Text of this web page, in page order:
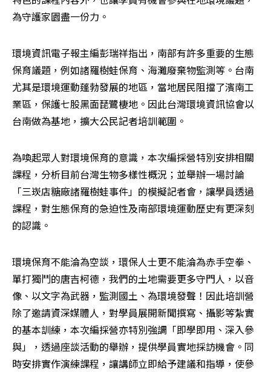
為守護家園盡一份力。
環境資訊電子報主編彭瑞祥指出，南部有許多重要的生態
保育議題，例如諸羅樹蛙保育、海灘廢棄物監測等。台南
尤其是環境運動蓬勃發展的地區，當地居民阻擋了濱南工
業區，保護七股黑面琵鷺棲地。因此台灣環境資訊協會以
台南做為基地，擴大公民記者培訓範圍。
為喚起眾人對環境保育的意識，本次編採營特別安排相關
課程，分析目前台灣生物多樣性概況；並舉辦一場討論
「三崁店糖廠諸羅樹蛙事件」的模擬記者會，讓學員透過
課程，對生態保育的急迫性及南部環境運動歷史有更深刻
的認識。
環境保育不能淪為空談，環保人士更不能淪為赤手空拳、
單打獨鬥的唐吉柯德，我們的土地需要更多守門人，以音
像、以文字為武器，監測國土、為環境發聲！因此培訓營
除了邀請資深媒體人，對學員展開新聞撰寫、攝影等紮實
的基本訓練，本次編採營亦特別強調「即學即用、深入參
與」，透過座談活動的舉辦，提供學員實地採訪機會。同
時安排實作演練課程，讓講師立即給予建議和指導，使參